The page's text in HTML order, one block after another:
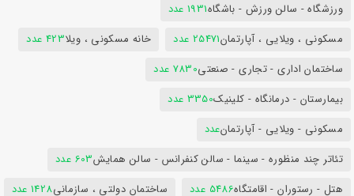
ورزشگاه - سالن ورزش - باشگاه1931 عدد
مسکونی ، ویلایی ، آپارتمان25471 عدد خانه مسکونی ، ویلا423 عدد
ساختمان اداری - تجاری - صنعتی7830 عدد
بیمارستان - درمانگاه - کلینیک3350 عدد
مسکونی - ویلایی - آپارتمانعدد
تئاتر چند منظوره - سینما - سالن کنفرانس - سالن همایش603 عدد
هتل - رستوران - اقامتگاه5486 عدد ساختمان دولتی ، سازمانی1428 عدد